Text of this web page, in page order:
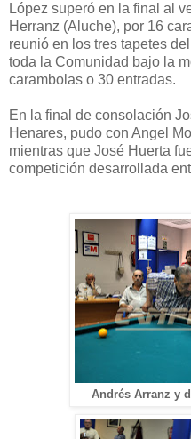
López superó en la final al
Herranz (Aluche), por 16
reunió en los tres tapetes
toda la Comunidad bajo la
carambolas o 30 entradas.
En la final de consolación
Henares, pudo con Angel
mientras que José Huerta
competición desarrollada
Andrés Arranz y